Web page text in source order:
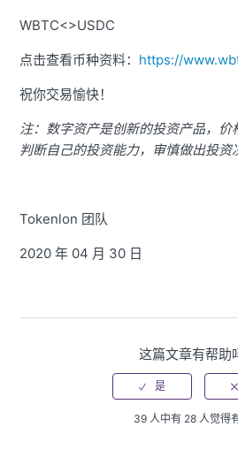
WBTC<>USDC
点击查看币种资料： https://
祝你交易愉快！
注：数字资产是创新的投资产品，
判断自己的投资能力，审慎做出投资
Tokenlon 团队
2020 年 04 月 30 日
这篇文章有帮助
39 人中有 28 人觉得